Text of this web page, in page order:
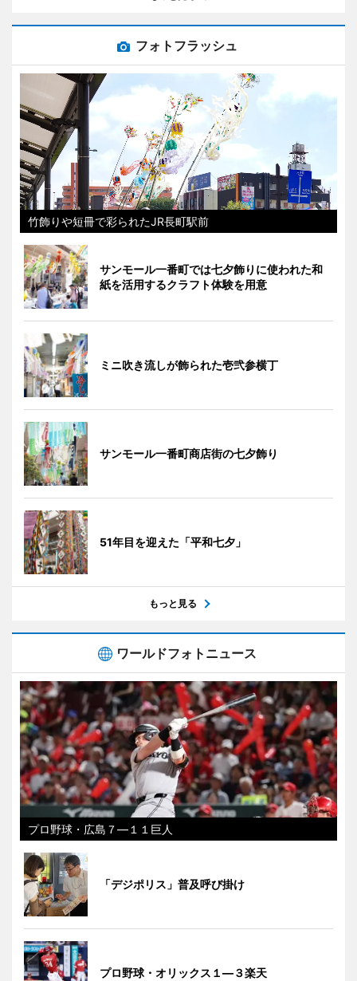
フォトフラッシュ
竹飾りや短冊で彩られたJR長町駅前
サンモール一番町では七夕飾りに使われた和
紙を活用するクラフト体験を用意
ミニ吹き流しが飾られた壱弐参横丁
サンモール一番町商店街の七夕飾り
51年目を迎えた「平和七夕」
もっと見る
ワールドフォトニュース
プロ野球・広島７―１１巨人
「デジポリス」普及呼び掛け
プロ野球・オリックス１―３楽天